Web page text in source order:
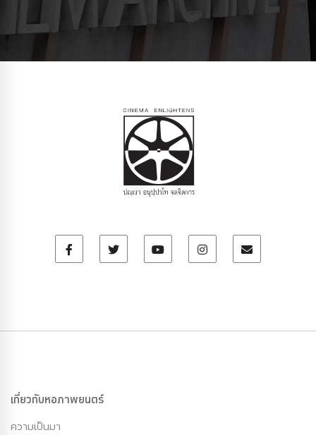
เกี่ยวกับหอภาพยนตร์
ความเป็นมา